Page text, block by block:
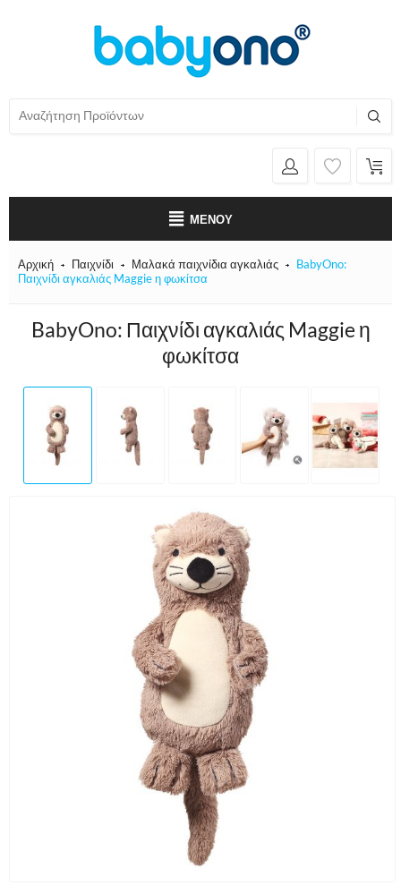
ΜΕΝΟΎ
Αρχική Παιχνίδι Μαλακά παιχνίδια αγκαλιάς
BabyOno:
Παιχνίδι αγκαλιάς Maggie η φωκίτσα
BabyOno: Παιχνίδι αγκαλιάς Maggie η
φωκίτσα